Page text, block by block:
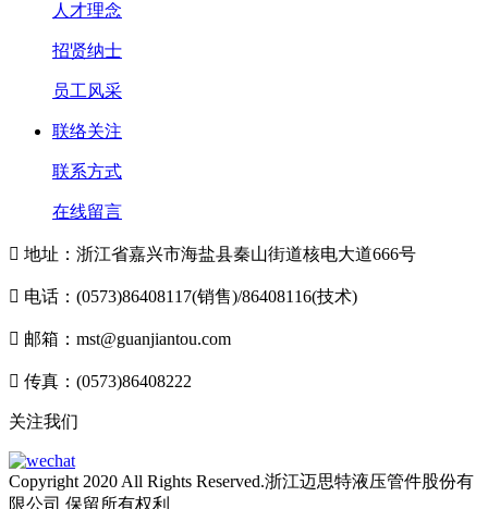
人才理念
招贤纳士
员工风采
联络关注
联系方式
在线留言
 地址：浙江省嘉兴市海盐县秦山街道核电大道666号
 电话：(0573)86408117(销售)/86408116(技术)
 邮箱：mst@guanjiantou.com
 传真：(0573)86408222
关注我们
Copyright 2020 All Rights Reserved.浙江迈思特液压管件股份有
限公司 保留所有权利